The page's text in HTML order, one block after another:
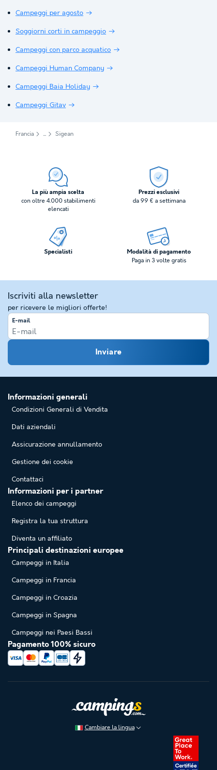
Campeggi per agosto
Soggiorni corti in campeggio
Campeggi con parco acquatico
Campeggi Human Company
Campeggi Baia Holiday
Campeggi Gitav
Francia Sigean
La più ampia scelta
con oltre 4.000 stabilimenti
elencati
Prezzi esclusivi
da 99 € a settimana
Specialisti Modalità di pagamento
Paga in 3 volte gratis
Iscriviti alla newsletter
per ricevere le migliori offerte!
E-mail
Inviare
Informazioni generali
Condizioni Generali di Vendita
Dati aziendali
Assicurazione annullamento
Gestione dei cookie
Contattaci
Informazioni per i partner
Elenco dei campeggi
Registra la tua struttura
Diventa un affiliato
Principali destinazioni europee
Campeggi in Italia
Campeggi in Francia
Campeggi in Croazia
Campeggi in Spagna
Campeggi nei Paesi Bassi
Pagamento 100% sicuro
Cambiare la lingua